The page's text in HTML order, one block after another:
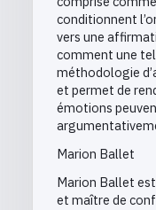
conditionnent
vers une
comment une
méthodologie
et permet de
émotions
Marion Ballet
Marion Ballet
et maître de